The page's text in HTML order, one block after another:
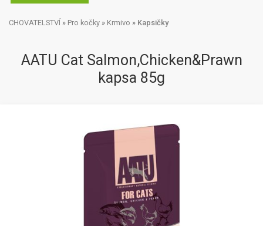
CHOVATELSTVÍ » Pro kočky » Krmivo » Kapsičky
AATU Cat Salmon,Chicken&Prawn
kapsa 85g